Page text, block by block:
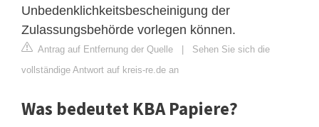
Unbedenklichkeitsbescheinigung der
Zulassungsbehörde vorlegen können.
Antrag auf Entfernung der Quelle | Sehen Sie sich die
vollständige Antwort auf kreis-re.de an
Was bedeutet KBA Papiere?